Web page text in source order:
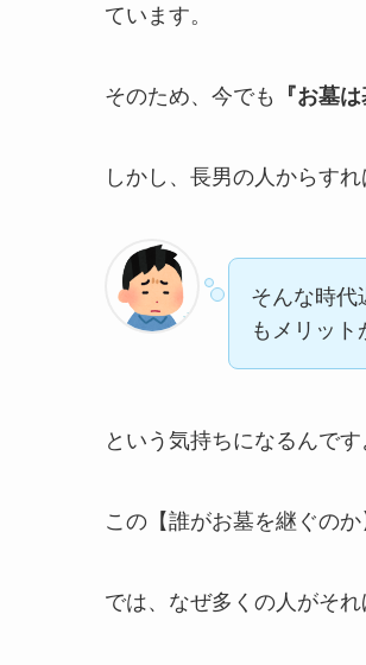
ています。
そのため、今でも 『お墓
しかし、長男の人からすれ
そんな時代
もメリッ
という気持ちになるんです
この【誰がお墓を継ぐの
では、なぜ多くの人がそ